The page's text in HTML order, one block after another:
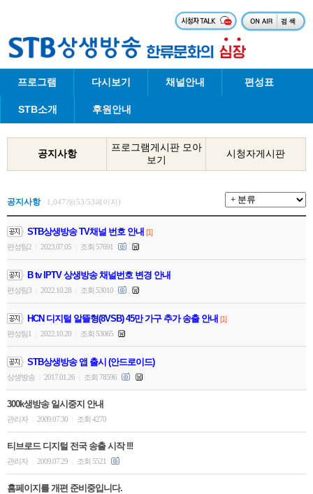
프로그램 다시보기 채널안내 편성표
STB소개 후원안내
공지사항
프로그램게시판 모아
보기
시청자게시판
공지사항 1,047개(53/53페이지)
STB상생방송 TV채널 번호 안내 [1]
편성팀2
2023.07.05 조회 57691
B tv IPTV 상생방송 채널번호 변경 안내
편성팀3 2022.10.28 조회 53010
HCN 디지털 알뜰형(8VSB) 45만 가구 추가 송출 안내 [1]
편성팀1
2022.10.20 조회 53065
STB상생방송 앱 출시 (안드로이드)
상생방송 2017.01.26 조회 78596
300k생방송 일시중지 안내
관리자 2009.07.30 조회 4270
티브로드 디지털 전국 송출 시작 !!!
관리자 2009.07.29 조회 5521
홈페이지를 개편 준비중입니다.